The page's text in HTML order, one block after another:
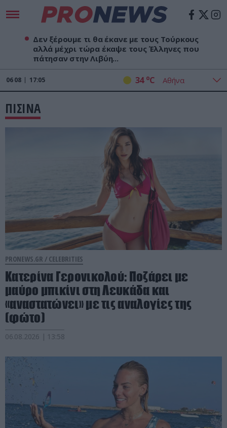
Δεν ξέρουμε τι θα έκανε με τους Τούρκους
αλλά μέχρι τώρα έκαψε τους Έλληνες που
πάτησαν στην Λιβύη...
06 08 17:05 34 oC
ΠΙΣΙΝΑ
PRONEWS.GR / CELEBRITIES
Κατερίνα Γερονικολού: Ποζάρει με
μαύρο μπικίνι στη Λευκάδα και
«αναστατώνει» με τις αναλογίες της
(φώτο)
06.08.2026 | 13:58